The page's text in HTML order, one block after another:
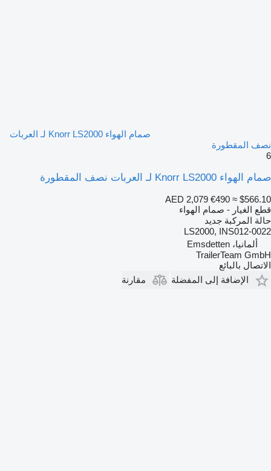
صمام الهواء Knorr LS2000 لـ العربات
نصف المقطورة
6
صمام الهواء Knorr LS2000 لـ العربات نصف المقطورة
AED 2,079 €490 ≈ $566.10
قطع الغيار - صمام الهواء
حالة المركبة جديد
LS2000, INS012-0022
ألمانيا، Emsdetten
TrailerTeam GmbH
الاتصال بالبائع
الإضافة إلى المفضلة
مقارنة